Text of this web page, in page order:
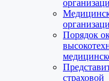
Порядок
страховой